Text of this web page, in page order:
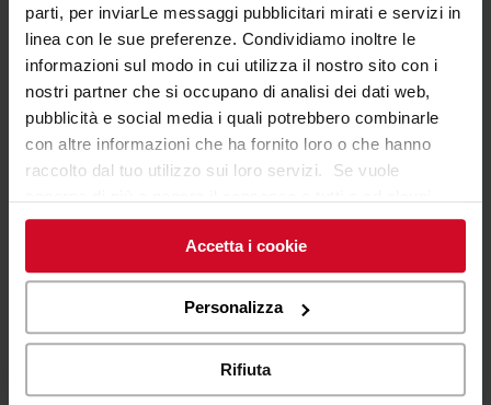
parti, per inviarLe messaggi pubblicitari mirati e servizi in
linea con le sue preferenze. Condividiamo inoltre le
informazioni sul modo in cui utilizza il nostro sito con i
nostri partner che si occupano di analisi dei dati web,
pubblicità e social media i quali potrebbero combinarle
con altre informazioni che ha fornito loro o che hanno
raccolto dal tuo utilizzo sui loro servizi. Se vuole
cookieclicchi qui. Il consenso può essere espresso
cliccando sul tasto “Accetta i cookie”. Se non vuole i
cookie di profilazione può negare il consenso sul tasto
Accetta i cookie
Personalizza
Rifiuta
ripiani, ad esempio per riporre le buste
Personalizzabile in differenti colori
Potrebbe interessarti anche